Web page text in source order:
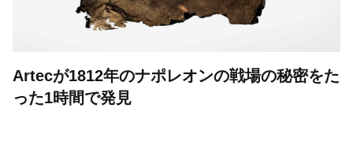
Artecが1812年のナポレオンの戦場の秘密をた
った1時間で発見